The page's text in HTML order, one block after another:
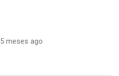
5 meses ago